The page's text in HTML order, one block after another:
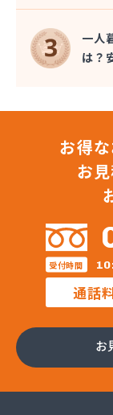
中山通商有限
中信LPガス
中沢商店
朝日オーム株
長野プロパ
長野プロパ
長野都市ガ
長野日石ガ
長野日通プ
鳥居プロパン
蔦屋山本商店
田中プロパン
田邊エネソ
東石油有限会
日石ガス株式
一人
は？
お得
お
受付時間
通話
お